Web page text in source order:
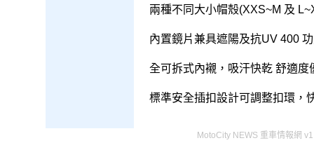
兩種不同大小帽殼(XXS~M 及
內置鏡片兼具遮陽及抗UV 400
全可拆式內襯，吸汗快乾 舒適度
標準安全插扣設計可調整扣環，
MotoCity NEWS 重車情報網